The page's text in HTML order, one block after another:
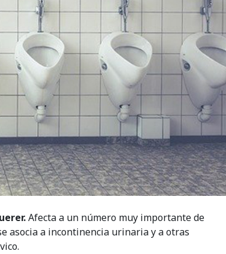
Afecta a un número muy importante de
asocia a incontinencia urinaria y a otras